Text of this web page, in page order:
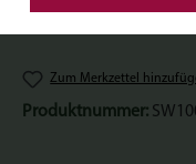
Zum Merkzettel
Produktnummer: